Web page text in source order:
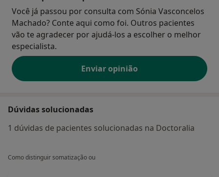
Você já passou por consulta com Sónia Vasconcelos
Machado? Conte aqui como foi. Outros pacientes
vão te agradecer por ajudá-los a escolher o melhor
especialista.
Enviar opinião
Dúvidas solucionadas
1 dúvidas de pacientes solucionadas na Doctoralia
Como distinguir somatização ou